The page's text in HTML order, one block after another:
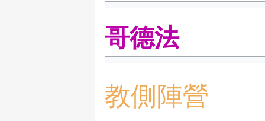
哥德法
教側陣營